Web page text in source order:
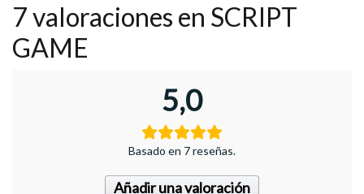
7 valoraciones en SCRIPT
GAME
5,0
Basado en 7 reseñas.
Añadir una valoración